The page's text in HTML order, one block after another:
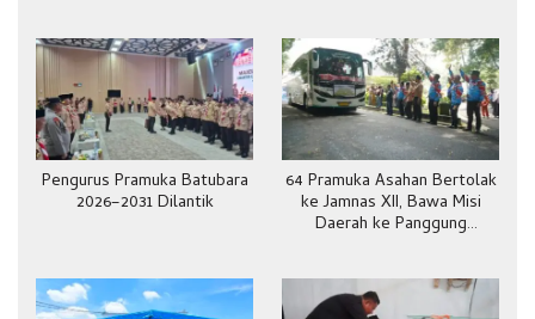
Pengurus Pramuka Batubara
2026–2031 Dilantik
64 Pramuka Asahan Bertolak
ke Jamnas XII, Bawa Misi
Daerah ke Panggung